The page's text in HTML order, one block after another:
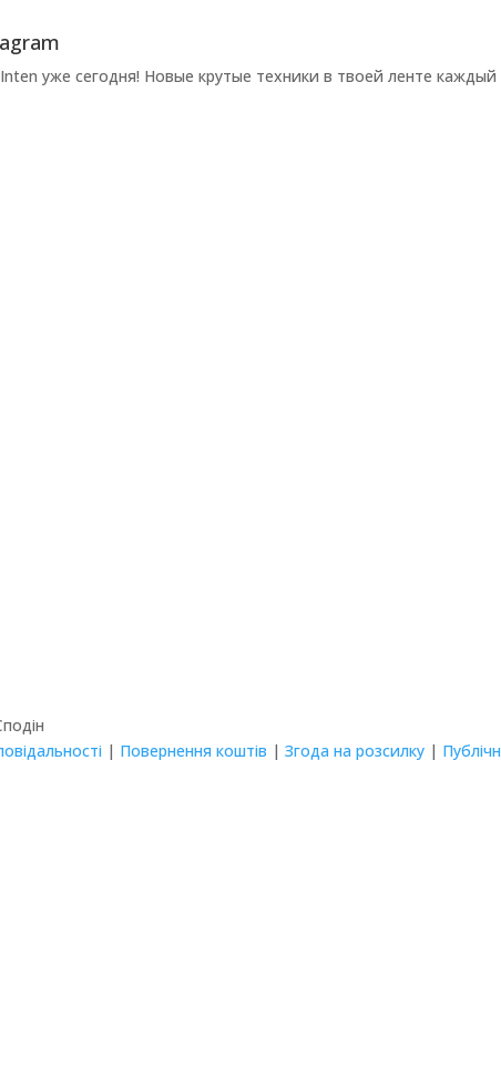
уже сегодня! Новые крутые техники в твоей ленте каждый
| Повернення коштів |Згода на розсилку |